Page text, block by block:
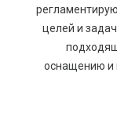
целей и
оснащению и